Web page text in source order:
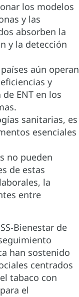
los modelos
y las
absorben la
y la detección
aún operan
y
ENT en los
sanitarias, es
esenciales
no pueden
de estas
la
entre
Bienestar de
han sostenido
centrados
tabaco con
el